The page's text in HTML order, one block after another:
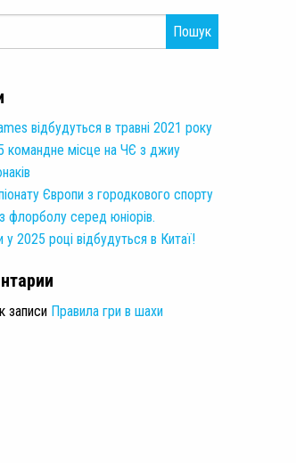
Пошук
відбудуться в травні 2021 року
5 командне місце на ЧЄ з джиу
Європи з городкового спорту
флорболу серед юніорів.
у 2025 році відбудуться в Китаї!
к записи Правила гри в шахи